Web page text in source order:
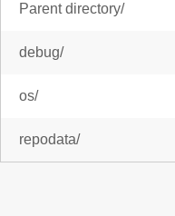
Parent directory/
debug/
os/
repodata/